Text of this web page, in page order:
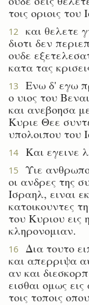
τοις οριοις
12
και θελετε
διοτι δεν
ουδε
κατα τας
13
Ενω δ' εγω
ο υιος του
και ανεβοησα
Κυριε Θεε
υπολοιπου του
14 Και εγεινε
15
Υιε
οι ανδρες της
Ισραηλ, ειναι
κατοικουντες
του Κυριου εις
κληρονομιαν.
16
Δια τουτο
και απερριψα
αν και
εισθαι ομως
τοις τοποις